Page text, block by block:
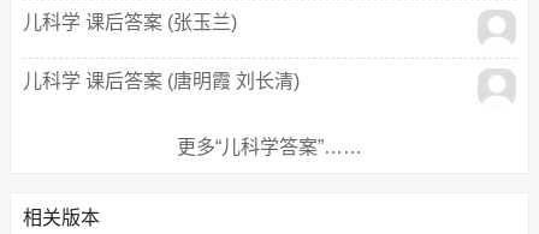
儿科学 课后答案 (张玉兰)
儿科学 课后答案 (唐明霞 刘长清)
更多“儿科学答案”……
相关版本